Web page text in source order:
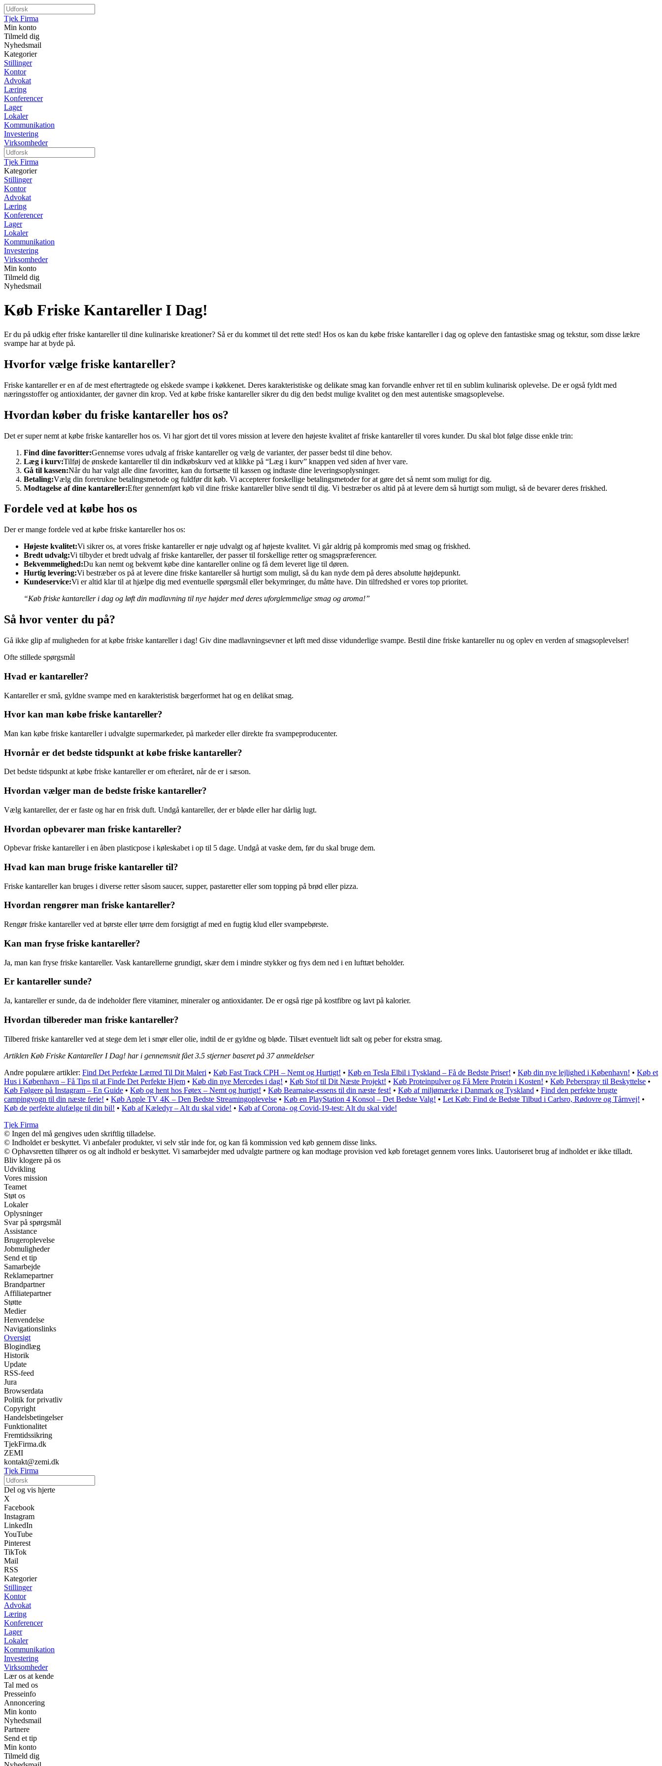
Tjek Firma
Min konto
Tilmeld dig
Nyhedsmail
Kategorier
Stillinger
Kontor
Advokat
Læring
Konferencer
Lager
Lokaler
Kommunikation
Investering
Virksomheder
Tjek Firma
Kategorier
Stillinger
Kontor
Advokat
Læring
Konferencer
Lager
Lokaler
Kommunikation
Investering
Virksomheder
Min konto
Tilmeld dig
Nyhedsmail
Køb Friske Kantareller I Dag!
Er du på udkig efter friske kantareller til dine kulinariske kreationer? Så er du kommet til det rette sted! Hos os kan du købe friske kantareller i dag og opleve den fantastiske smag og tekstur, som disse lækre
svampe har at byde på.
Hvorfor vælge friske kantareller?
Friske kantareller er en af ​​de mest eftertragtede og elskede svampe i køkkenet. Deres karakteristiske og delikate smag kan forvandle enhver ret til en sublim kulinarisk oplevelse. De er også fyldt med
næringsstoffer og antioxidanter, der gavner din krop. Ved at købe friske kantareller sikrer du dig den bedst mulige kvalitet og den mest autentiske smagsoplevelse.
Hvordan køber du friske kantareller hos os?
Det er super nemt at købe friske kantareller hos os. Vi har gjort det til vores mission at levere den højeste kvalitet af friske kantareller til vores kunder. Du skal blot følge disse enkle trin:
Find dine favoritter:Gennemse vores udvalg af friske kantareller og vælg de varianter, der passer bedst til dine behov.
Læg i kurv:Tilføj de ønskede kantareller til din indkøbskurv ved at klikke på “Læg i kurv” knappen ved siden af ​​hver vare.
Gå til kassen:Når du har valgt alle dine favoritter, kan du fortsætte til kassen og indtaste dine leveringsoplysninger.
Betaling:Vælg din foretrukne betalingsmetode og fuldfør dit køb. Vi accepterer forskellige betalingsmetoder for at gøre det så nemt som muligt for dig.
Modtagelse af dine kantareller:Efter gennemført køb vil dine friske kantareller blive sendt til dig. Vi bestræber os altid på at levere dem så hurtigt som muligt, så de bevarer deres friskhed.
Fordele ved at købe hos os
Der er mange fordele ved at købe friske kantareller hos os:
Højeste kvalitet:Vi sikrer os, at vores friske kantareller er nøje udvalgt og af højeste kvalitet. Vi går aldrig på kompromis med smag og friskhed.
Bredt udvalg:Vi tilbyder et bredt udvalg af friske kantareller, der passer til forskellige retter og smagspræferencer.
Bekvemmelighed:Du kan nemt og bekvemt købe dine kantareller online og få dem leveret lige til døren.
Hurtig levering:Vi bestræber os på at levere dine friske kantareller så hurtigt som muligt, så du kan nyde dem på deres absolutte højdepunkt.
Kundeservice:Vi er altid klar til at hjælpe dig med eventuelle spørgsmål eller bekymringer, du måtte have. Din tilfredshed er vores top prioritet.
“Køb friske kantareller i dag og løft din madlavning til nye højder med deres uforglemmelige smag og aroma!”
Så hvor venter du på?
Gå ikke glip af muligheden for at købe friske kantareller i dag! Giv dine madlavningsevner et løft med disse vidunderlige svampe. Bestil dine friske kantareller nu og oplev en verden af ​​smagsoplevelser!
Ofte stillede spørgsmål
Hvad er kantareller?
Kantareller er små, gyldne svampe med en karakteristisk bægerformet hat og en delikat smag.
Hvor kan man købe friske kantareller?
Man kan købe friske kantareller i udvalgte supermarkeder, på markeder eller direkte fra svampeproducenter.
Hvornår er det bedste tidspunkt at købe friske kantareller?
Det bedste tidspunkt at købe friske kantareller er om efteråret, når de er i sæson.
Hvordan vælger man de bedste friske kantareller?
Vælg kantareller, der er faste og har en frisk duft. Undgå kantareller, der er bløde eller har dårlig lugt.
Hvordan opbevarer man friske kantareller?
Opbevar friske kantareller i en åben plasticpose i køleskabet i op til 5 dage. Undgå at vaske dem, før du skal bruge dem.
Hvad kan man bruge friske kantareller til?
Friske kantareller kan bruges i diverse retter såsom saucer, supper, pastaretter eller som topping på brød eller pizza.
Hvordan rengører man friske kantareller?
Rengør friske kantareller ved at børste eller tørre dem forsigtigt af med en fugtig klud eller svampebørste.
Kan man fryse friske kantareller?
Ja, man kan fryse friske kantareller. Vask kantarellerne grundigt, skær dem i mindre stykker og frys dem ned i en lufttæt beholder.
Er kantareller sunde?
Ja, kantareller er sunde, da de indeholder flere vitaminer, mineraler og antioxidanter. De er også rige på kostfibre og lavt på kalorier.
Hvordan tilbereder man friske kantareller?
Tilbered friske kantareller ved at stege dem let i smør eller olie, indtil de er gyldne og bløde. Tilsæt eventuelt lidt salt og peber for ekstra smag.
Artiklen Køb Friske Kantareller I Dag! har i gennemsnit fået3.5 stjerner baseret på 37anmeldelser
Andre populære artikler: Find Det Perfekte Lærred Til Dit Maleri • Køb Fast Track CPH – Nemt og Hurtigt! • Køb en Tesla Elbil i Tyskland – Få de Bedste Priser! • Køb din nye lejlighed i København! • Køb et
Hus i København – Få Tips til at Finde Det Perfekte Hjem • Køb din nye Mercedes i dag! • Køb Stof til Dit Næste Projekt! • Køb Proteinpulver og Få Mere Protein i Kosten! • Køb Peberspray til Beskyttelse •
Køb Følgere på Instagram – En Guide • Køb og hent hos Føtex – Nemt og hurtigt! • Køb Bearnaise-essens til din næste fest! • Køb af miljømærke i Danmark og Tyskland • Find den perfekte brugte
campingvogn til din næste ferie! • Køb Apple TV 4K – Den Bedste Streamingoplevelse • Køb en PlayStation 4 Konsol – Det Bedste Valg! • Let Køb: Find de Bedste Tilbud i Carlsro, Rødovre og Tårnvej! •
Køb de perfekte alufælge til din bil! • Køb af Kæledyr – Alt du skal vide! • Køb af Corona- og Covid-19-test: Alt du skal vide!
Tjek Firma
© Ingen del må gengives uden skriftlig tilladelse.
© Indholdet er beskyttet. Vi anbefaler produkter, vi selv står inde for, og kan få kommission ved køb gennem disse links.
© Ophavsretten tilhører os og alt indhold er beskyttet. Vi samarbejder med udvalgte partnere og kan modtage provision ved køb foretaget gennem vores links. Uautoriseret brug af indholdet er ikke tilladt.
Bliv klogere på os
Udvikling
Vores mission
Teamet
Støt os
Lokaler
Oplysninger
Svar på spørgsmål
Assistance
Brugeroplevelse
Jobmuligheder
Send et tip
Samarbejde
Reklamepartner
Brandpartner
Affiliatepartner
Støtte
Medier
Henvendelse
Navigationslinks
Oversigt
Blogindlæg
Historik
Update
RSS-feed
Jura
Browserdata
Politik for privatliv
Copyright
Handelsbetingelser
Funktionalitet
Fremtidssikring
TjekFirma.dk
ZEMI
kontakt@zemi.dk
Tjek Firma
Del og vis hjerte
X
Facebook
Instagram
LinkedIn
YouTube
Pinterest
TikTok
Mail
RSS
Kategorier
Stillinger
Kontor
Advokat
Læring
Konferencer
Lager
Lokaler
Kommunikation
Investering
Virksomheder
Lær os at kende
Tal med os
Presseinfo
Annoncering
Min konto
Nyhedsmail
Partnere
Send et tip
Min konto
Tilmeld dig